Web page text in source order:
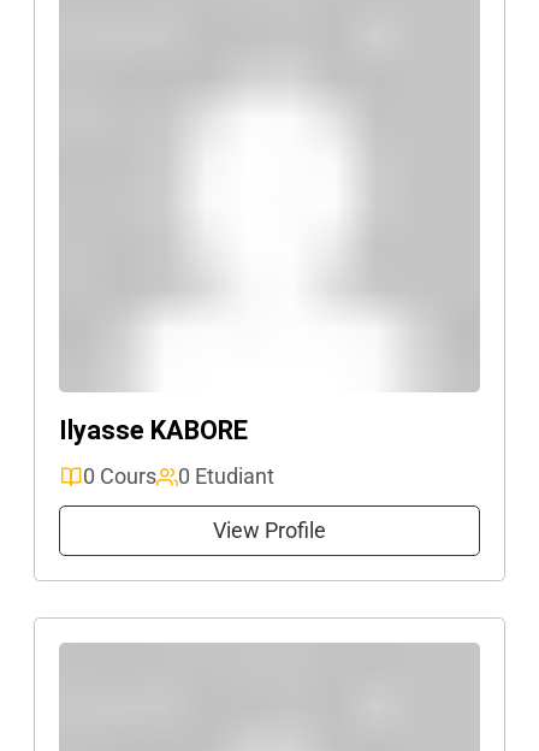
Ilyasse KABORE
0 Cours 0 Etudiant
View Profile